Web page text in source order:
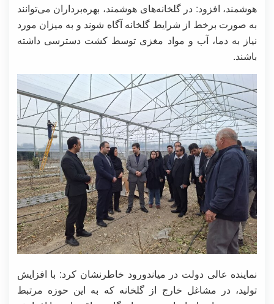
هوشمند، افزود: در گلخانه‌های هوشمند، بهره‌برداران می‌توانند
به صورت برخط از شرایط گلخانه آگاه شوند و به میزان مورد
نیاز به دما، آب و مواد مغزی توسط کشت دسترسی داشته
باشند.
نماینده عالی دولت در میاندورود خاطرنشان کرد: با افزایش
تولید، در مشاغل خارج از گلخانه که به این حوزه مرتبط